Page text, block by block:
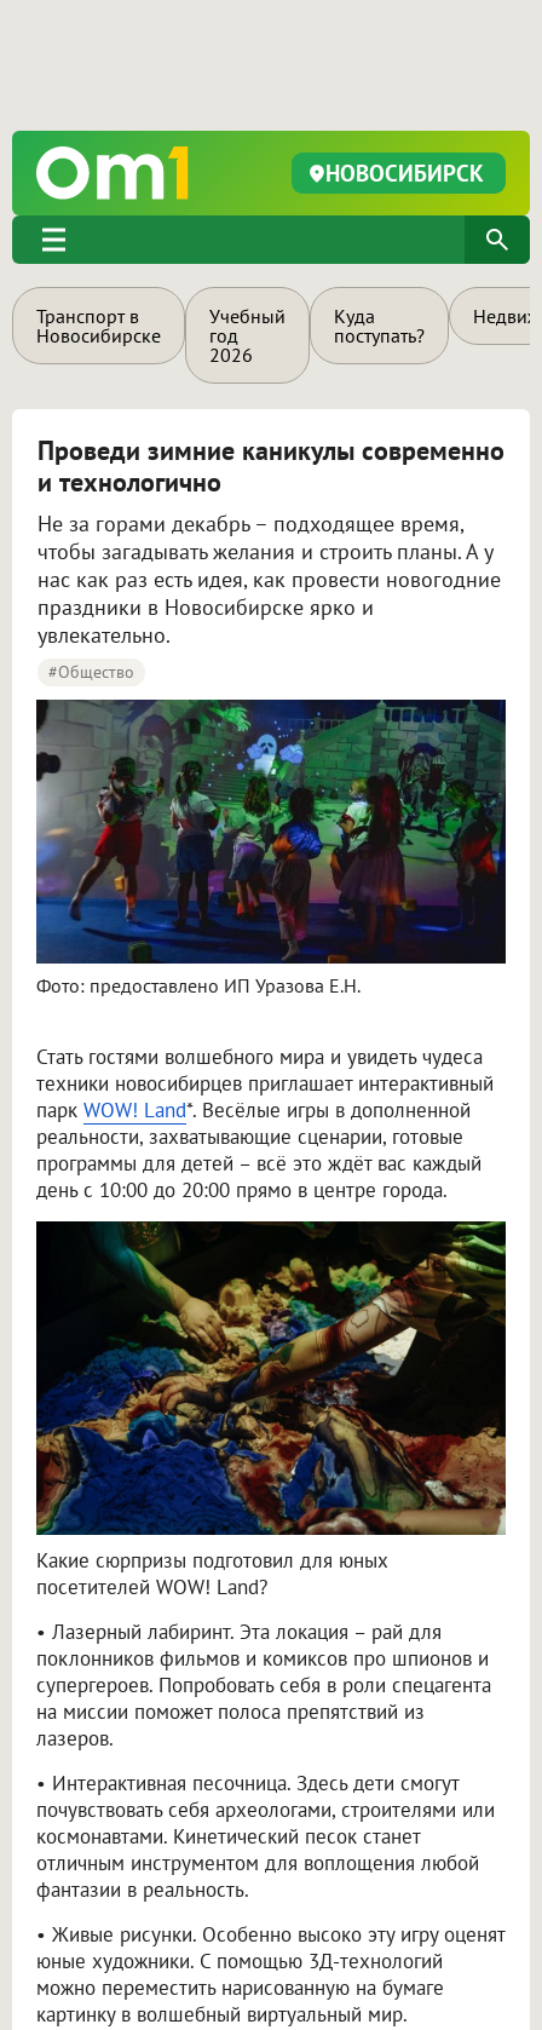
НОВОСИБИРСК
Транспорт в
Новосибирске
Учебный
год
2026
Куда
поступать?
Проведи зимние каникулы современно
и технологично
Не за горами декабрь – подходящее время,
чтобы загадывать желания и строить планы. А у
нас как раз есть идея, как провести новогодние
праздники в Новосибирске ярко и
увлекательно.
#Общество
Фото: предоставлено ИП Уразова Е.Н.
Стать гостями волшебного мира и увидеть чудеса
техники новосибирцев приглашает интерактивный
парк WOW! Land*. Весёлые игры в дополненной
реальности, захватывающие сценарии, готовые
программы для детей – всё это ждёт вас каждый
день с 10:00 до 20:00 прямо в центре города.
Какие сюрпризы подготовил для юных
посетителей WOW! Land?
• Лазерный лабиринт. Эта локация – рай для
поклонников фильмов и комиксов про шпионов и
супергероев. Попробовать себя в роли спецагента
на миссии поможет полоса препятствий из
лазеров.
• Интерактивная песочница. Здесь дети смогут
почувствовать себя археологами, строителями или
космонавтами. Кинетический песок станет
отличным инструментом для воплощения любой
фантазии в реальность.
• Живые рисунки. Особенно высоко эту игру оценят
юные художники. С помощью 3Д-технологий
можно переместить нарисованную на бумаге
картинку в волшебный виртуальный мир.